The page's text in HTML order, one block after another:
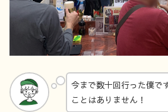
今まで数十回行った僕
ことはありません！